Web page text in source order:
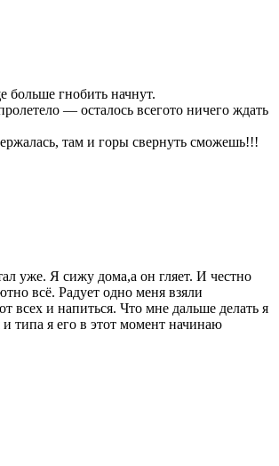
больше гнобить начнут.
— осталось всегото ничего ждать
там и горы свернуть сможешь!!!
уже. Я сижу дома,а он гляет. И честно
всё. Радует одно меня взяли
всех и напиться. Что мне дальше делать я
типа я его в этот момент начинаю